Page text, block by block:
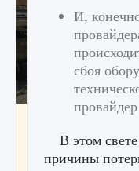
Как исправить
Force Hawk Ops
И,
сбоя
В этом
причины